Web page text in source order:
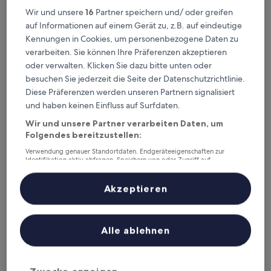
Heute
6. Aug. - 7. Aug.
Morgen
7. Aug. - 8. Aug.
Dieses Wochenende
7. Aug. - 9. Aug.
Nächstes Wochenende
14. Aug. - 16. Aug.
Entre Arroux - Loire et
Somme – wo
übernachten?
Top-Hotels in Bourbon-Lancy
ibis Styles Bourbon Lancy Le Pont
Wir und unsere16 Partner speichern und/ oder greifen
auf Informationen auf einem Gerät zu, z.B. auf eindeutige
Kennungen in Cookies, um personenbezogene Daten zu
verarbeiten. Sie können Ihre Präferenzen akzeptieren
oder verwalten. Klicken Sie dazu bitte unten oder
besuchen Sie jederzeit die Seite der Datenschutzrichtlinie.
Diese Präferenzen werden unseren Partnern signalisiert
und haben keinen Einfluss auf Surfdaten.
Wir und unsere Partner verarbeiten Daten, um
Folgendes bereitzustellen:
Verwendung genauer Standortdaten. Endgeräteeigenschaften zur
Identifikation aktiv abfragen. Speichern von oder Zugriff auf
Inhalte, Messung von Werbeleistung und der Performance von Inhalten,
Zielgruppenforschung sowie Entwicklung und Verbesserung von
Liste der Partner (Lieferanten)
Alle ablehnen
Akzeptieren